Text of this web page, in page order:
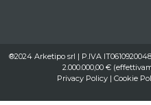
®2024 Arketipo srl | P.IVA
2.000.000,00 €
Privacy Policy| Cookie